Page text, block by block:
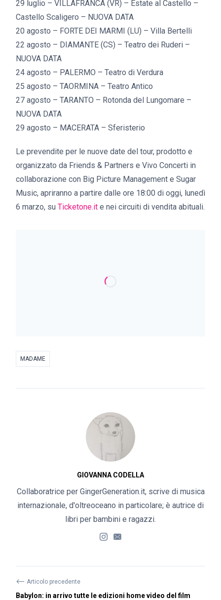
29 luglio – VILLAFRANCA (VR) – Estate al Castello –
Castello Scaligero – NUOVA DATA
20 agosto – FORTE DEI MARMI (LU) – Villa Bertelli
22 agosto – DIAMANTE (CS) – Teatro dei Ruderi –
NUOVA DATA
24 agosto – PALERMO – Teatro di Verdura
25 agosto – TAORMINA – Teatro Antico
27 agosto – TARANTO – Rotonda del Lungomare –
NUOVA DATA
29 agosto – MACERATA – Sferisterio
Le prevendite per le nuove date del tour, prodotto e
organizzato da Friends & Partners e Vivo Concerti in
collaborazione con Big Picture Management e Sugar
Music, apriranno a partire dalle ore 18:00 di oggi, lunedì
6 marzo, su Ticketone.it e nei circuiti di vendita abituali.
MADAME
GIOVANNA CODELLA
Collaboratrice per GingerGeneration.it, scrive di musica
internazionale, d'oltreoceano in particolare; è autrice di
libri per bambini e ragazzi.
⟵ Articolo precedente
Babylon: in arrivo tutte le edizioni home video del film